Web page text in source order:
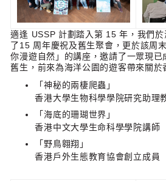
適逢 USSP 計劃踏入第 15 年，我們
了15 周年慶祝及舊生聚會，更於該周
你漫遊自然」的講座，邀請了一眾現已
舊生，前來為海洋公園的遊客帶來關於
「神秘的兩棲爬蟲」
香港大學生物科學學院研究助
「海底的珊瑚世界」
香港中文大學生命科學學院講
「野鳥翱翔」
香港戶外生態教育協會創立成